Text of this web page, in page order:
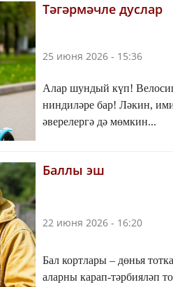
Тәгәрмәчле дуслар
25 июня 2026 - 15:36
Алар шундый күп!
ниндиләре бар! Ләкин,
әверелергә дә мөмкин...
Баллы эш
22 июня 2026 - 16:20
Бал кортлары – дөнья
аларны карап-тәрбияләп